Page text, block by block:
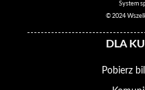
System
© 2024
DLA
Pobierz